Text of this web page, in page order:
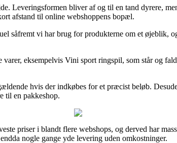
Leveringsformen bliver af og til en tand dyrere,
afstand til online webshoppens bopæl.
vi har brug for produkterne om et øjeblik,
eksempelvis Vini sport ringspil, som står og
hvis der indkøbes for et præcist beløb.
til en pakkeshop.
priser i blandt flere webshops, og derved har
nogle gange yde levering uden omkostninger.